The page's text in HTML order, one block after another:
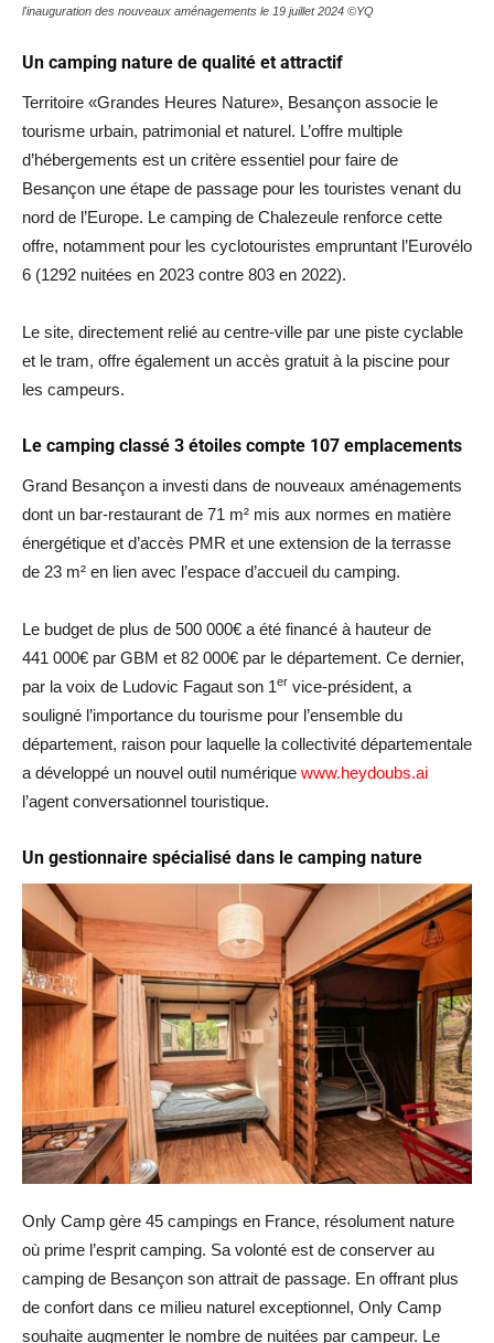
l'inauguration des nouveaux aménagements le 19 juillet 2024 ©YQ
Un camping nature de qualité et attractif
Territoire «Grandes Heures Nature», Besançon associe le
tourisme urbain, patrimonial et naturel. L’offre multiple
d’hébergements est un critère essentiel pour faire de
Besançon une étape de passage pour les touristes venant du
nord de l’Europe. Le camping de Chalezeule renforce cette
offre, notamment pour les cyclotouristes empruntant l’Eurovélo
6 (1292 nuitées en 2023 contre 803 en 2022).
Le site, directement relié au centre-ville par une piste cyclable
et le tram, offre également un accès gratuit à la piscine pour
les campeurs.
Le camping classé 3 étoiles compte 107 emplacements
Grand Besançon a investi dans de nouveaux aménagements
dont un bar-restaurant de 71 m² mis aux normes en matière
énergétique et d’accès PMR et une extension de la terrasse
de 23 m² en lien avec l’espace d’accueil du camping.
Le budget de plus de 500 000€ a été financé à hauteur de
441 000€ par GBM et 82 000€ par le département. Ce dernier,
par la voix de Ludovic Fagaut son 1er vice-président, a
souligné l’importance du tourisme pour l’ensemble du
département, raison pour laquelle la collectivité départementale
a développé un nouvel outil numérique www.heydoubs.ai
l’agent conversationnel touristique.
Un gestionnaire spécialisé dans le camping nature
Only Camp gère 45 campings en France, résolument nature
où prime l’esprit camping. Sa volonté est de conserver au
camping de Besançon son attrait de passage. En offrant plus
de confort dans ce milieu naturel exceptionnel, Only Camp
souhaite augmenter le nombre de nuitées par campeur. Le